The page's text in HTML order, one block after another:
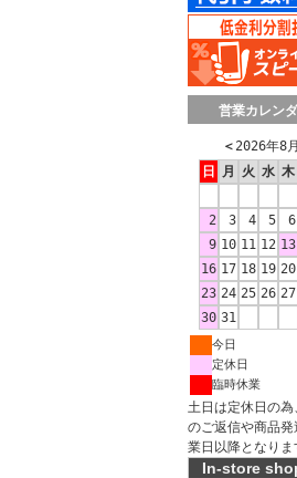
営業カレン
＜ 2026年8月
日
月 火 水 木
2
3 4 5 6
9 10 11 12 13
16 17 18 19 20
23 24 25 26 27
30 31
今日
定休日
臨時休業
土日は定休日の為
のご返信や商品発
業日以降となりま
In-store